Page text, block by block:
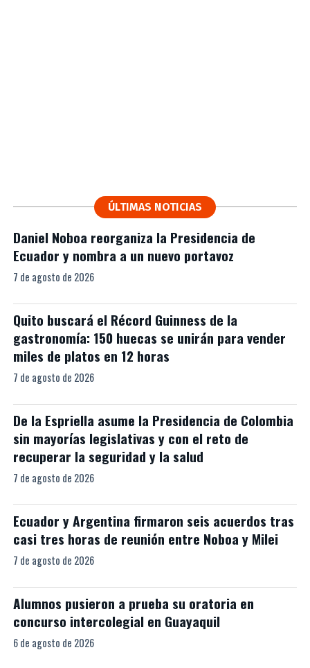
ÚLTIMAS NOTICIAS
Daniel Noboa reorganiza la Presidencia de
Ecuador y nombra a un nuevo portavoz
7 de agosto de 2026
Quito buscará el Récord Guinness de la
gastronomía: 150 huecas se unirán para vender
miles de platos en 12 horas
7 de agosto de 2026
De la Espriella asume la Presidencia de Colombia
sin mayorías legislativas y con el reto de
recuperar la seguridad y la salud
7 de agosto de 2026
Ecuador y Argentina firmaron seis acuerdos tras
casi tres horas de reunión entre Noboa y Milei
7 de agosto de 2026
Alumnos pusieron a prueba su oratoria en
concurso intercolegial en Guayaquil
6 de agosto de 2026